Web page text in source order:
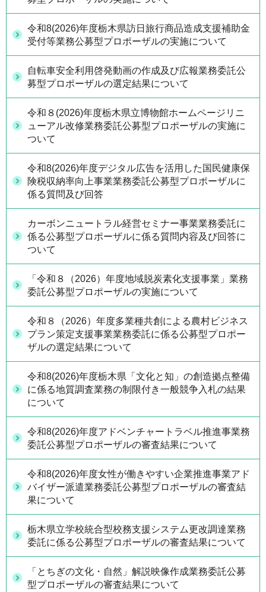
令和8(2026)年度栃木県訪日旅行商品造成支援補助金
受付等業務公募型プロポーザルの実施について
自転車安全利用啓発動画の作成及び広報業務委託公
募型プロポーザルの選定結果について
令和８(2026)年度栃木県立博物館ホームページリニ
ューアル改修業務委託公募型プロポーザルの実施に
ついて
令和8(2026)年度デジタル広告を活用した国民健康保
険税収納率向上事業業務委託公募型プロポーザルに
係る質問及び回答
カーボンニュートラル経営セミナー事業業務委託に
係る公募型プロポーザルに係る質問内容及び回答に
ついて
「令和８（2026）年度地域脱炭素化支援事業」業務
委託公募型プロポーザルの実施について
令和８（2026）年度多業種共創による農村ビジネス
プラン策定支援事業業務委託に係る公募型プロポー
ザルの選定結果について
令和8(2026)年度栃木県「文化と知」の創造拠点整備
に係る地質調査業務の制限付き一般競争入札の結果
について
令和8(2026)年度アドベンチャートラベル推進事業務
委託公募型プロポーザルの審査結果について
令和8(2026)年度女性が働きやすい企業推進事業アド
バイザー派遣業務委託公募型プロポーザルの審査結
果について
栃木県立学校統合型校務支援システム更改調達業務
委託に係る公募型プロポーザルの審査結果について
「とちぎの文化・自然」解説映像作成業務委託公募
型プロポーザルの審査結果について